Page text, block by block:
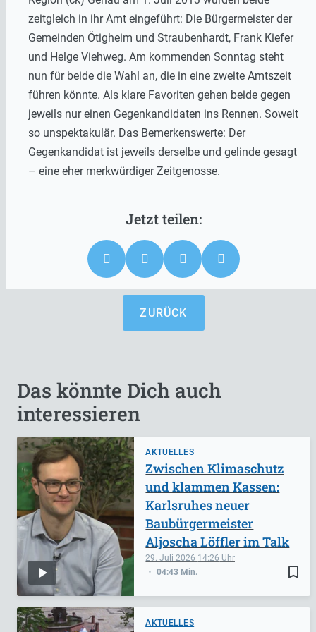
zeitgleich in ihr Amt eingeführt: Die Bürgermeister der
Gemeinden Ötigheim und Straubenhardt, Frank Kiefer
und Helge Viehweg. Am kommenden Sonntag steht
nun für beide die Wahl an, die in eine zweite Amtszeit
führen könnte. Als klare Favoriten gehen beide gegen
jeweils nur einen Gegenkandidaten ins Rennen. Soweit
so unspektakulär. Das Bemerkenswerte: Der
Gegenkandidat ist jeweils derselbe und gelinde gesagt
– eine eher merkwürdiger Zeitgenosse.
ZURÜCK
Das könnte Dich auch
interessieren
AKTUELLES
bookmark_border
29. Juli 2026 14:26
04:43 Min.
Zwischen Klimaschutz
und klammen Kassen:
Karlsruhes neuer
Baubürgermeister
Aljoscha Löffler im Talk
AKTUELLES